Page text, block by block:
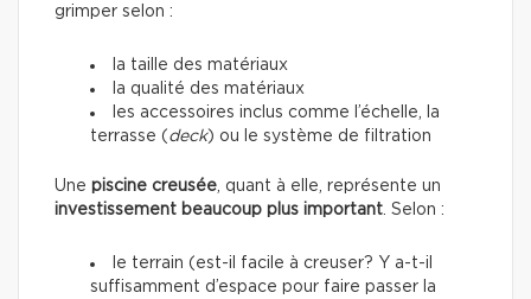
grimper selon :
la taille des matériaux
la qualité des matériaux
les accessoires inclus comme l’échelle, la
terrasse ( deck) ou le système de filtration
Une piscine creusée, quant à elle, représente un
investissement beaucoup plus important. Selon :
le terrain (est-il facile à creuser? Y a-t-il
suffisamment d’espace pour faire passer la